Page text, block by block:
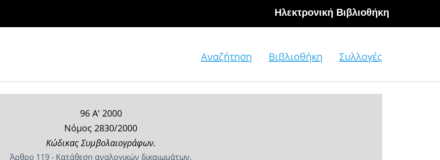
Hλεκτρονική Βιβλιοθήκη
Αναζήτηση Βιβλιοθήκη Συλλογές
96 Α' 2000
Νόμος 2830/2000
Κώδικας Συμβολαιογράφων.
Άρθρο 119 - Κατάθεση αναλογικών δικαιωμάτων.